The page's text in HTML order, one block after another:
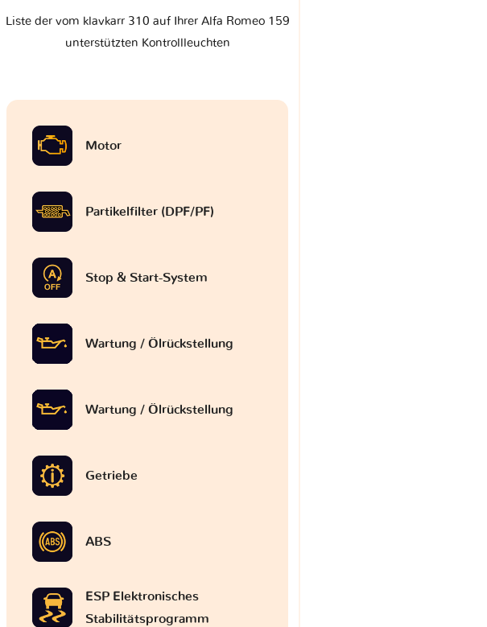
Liste der vom klavkarr 310 auf Ihrer Alfa Romeo 159
unterstützten Kontrollleuchten
Motor
Partikelfilter (DPF/PF)
Stop & Start-System
Wartung / Ölrückstellung
Wartung / Ölrückstellung
Getriebe
ABS
ESP Elektronisches
Stabilitätsprogramm